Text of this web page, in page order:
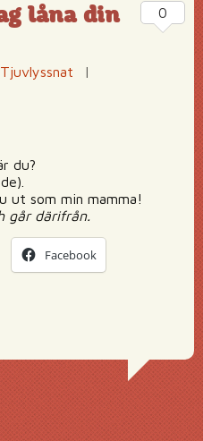
låna din
Tjuvlyssnat
|
du?
ut som min mamma!
går därifrån.
Facebook
0